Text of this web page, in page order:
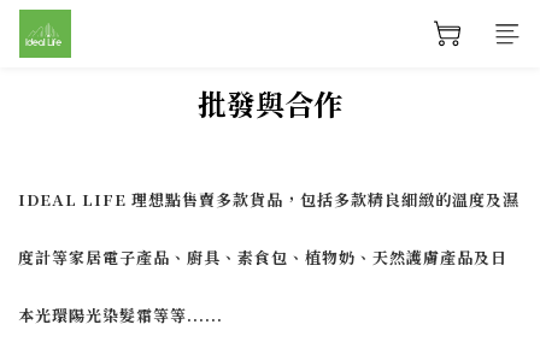
批發與合作
IDEAL LIFE 理想點售賣多款貨品，包括多款精良細緻的溫度及濕
度計等家居電子產品、廚具、素食包、植物奶、天然護膚產品及日
本光環陽光染髮霜等等......